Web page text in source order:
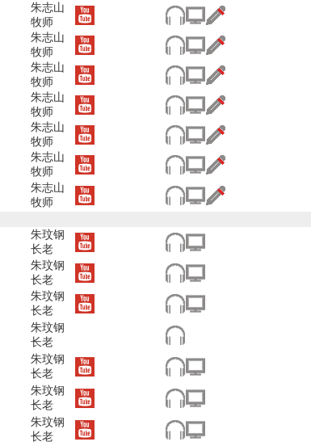
朱志山
牧师
朱志山
牧师
朱志山
牧师
朱志山
牧师
朱志山
牧师
朱志山
牧师
朱志山
牧师
朱玟钢
长老
朱玟钢
长老
朱玟钢
长老
朱玟钢
长老
朱玟钢
长老
朱玟钢
长老
朱玟钢
长老